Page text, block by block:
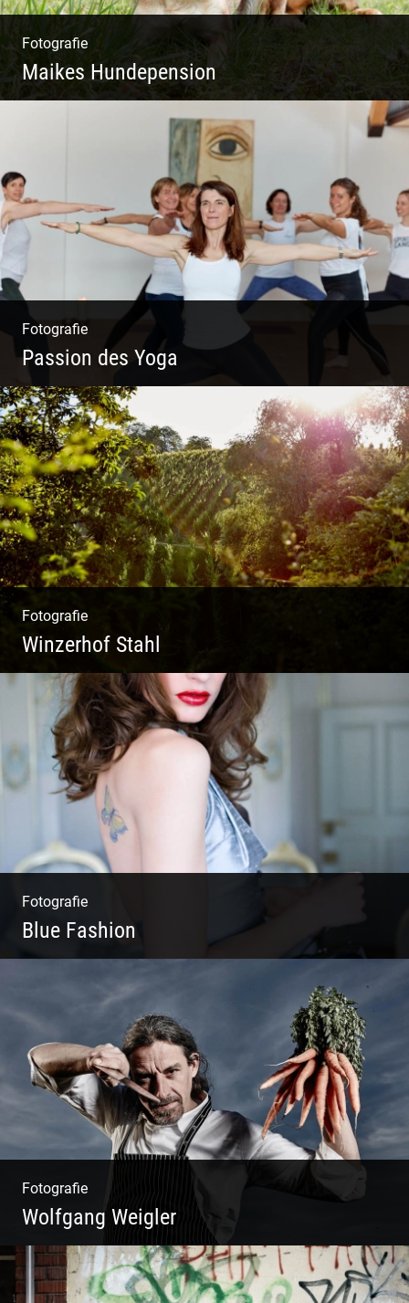
Fotografie
Maikes Hundepension
Tierisch lebendiges Shooting
Fotografie
Passion des Yoga
Ein herzliches Team
Fotografie
Winzerhof Stahl
Ganz neu durfte es werden. Alles. Fotos.
Web. Shop.
Fotografie
Blue Fashion
Blue Fashion
Fotografie
Wolfgang Weigler
W.U.F.O. Food Orbiter | Event Gastronomie |
Catering Service | Essen & Trinken